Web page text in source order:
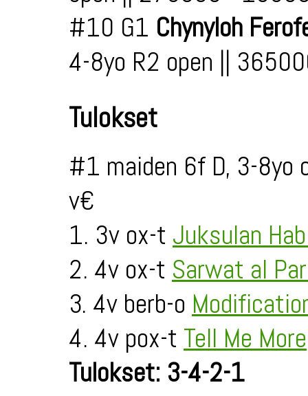
#10 G1 Chynyloh
4-8yo R2 open ||
Tulokset
#1 maiden 6f D, 3-
v€
1. 3v ox-t Juksulan
2. 4v ox-t Sarwat al
3. 4v berb-o
4. 4v pox-t Tell Me More
Tulokset: 3-4-2-1